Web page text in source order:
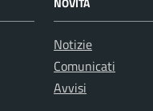
Notizie
Comunicati
Avvisi